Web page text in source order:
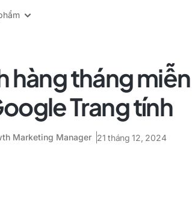
hàng tháng
Trang tính
Marketing Manager 21 tháng 12, 2024